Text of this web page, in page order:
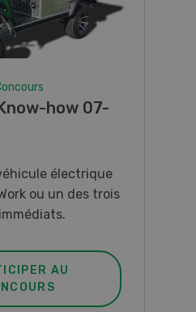
how 07-
électrique
ou un des trois
AU